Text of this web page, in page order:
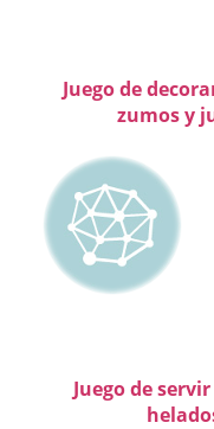
Juego de
zumos y
Juego de